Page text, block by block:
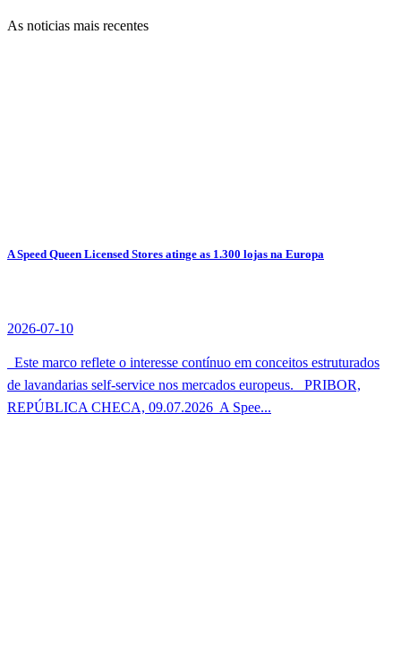
As noticias mais recentes
A Speed Queen Licensed Stores atinge as 1.300 lojas na Europa
2026-07-10
Este marco reflete o interesse contínuo em conceitos estruturados
de lavandarias self-service nos mercados europeus. PRIBOR,
REPÚBLICA CHECA, 09.07.2026  A Spee...